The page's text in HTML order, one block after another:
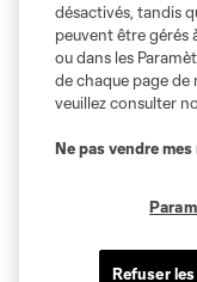
désactivés, tandis
peuvent être gérés
ou dans les
de chaque page de
veuillez consulter
Ne pas vendre
Refuser